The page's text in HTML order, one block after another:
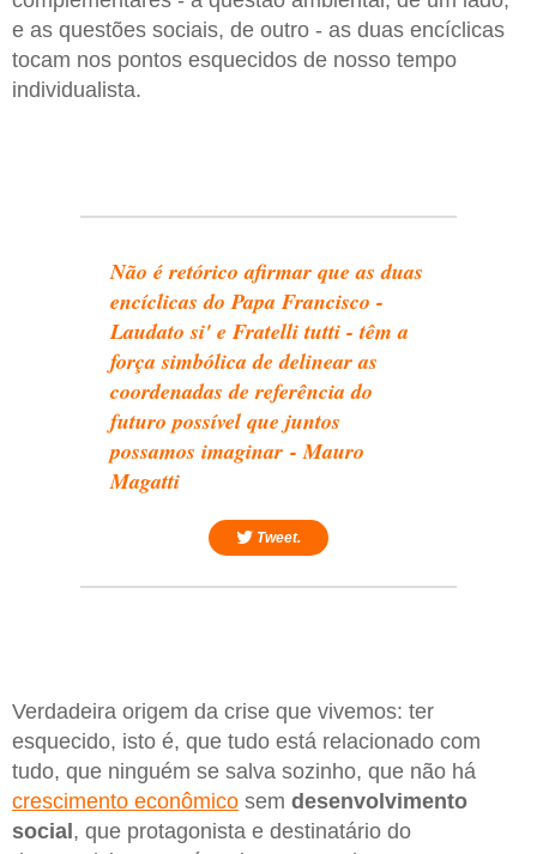
e as questões sociais, de outro - as duas encíclicas
tocam nos pontos esquecidos de nosso tempo
individualista.
Não é retórico afirmar que as duas
encíclicas do Papa Francisco -
Laudato si' e Fratelli tutti - têm a
força simbólica de delinear as
coordenadas de referência do
futuro possível que juntos
possamos imaginar - Mauro
Magatti
Tweet.
Verdadeira origem da crise que vivemos: ter
esquecido, isto é, que tudo está relacionado com
tudo, que ninguém se salva sozinho, que não há
crescimento econômico sem desenvolvimento
social , que protagonista e destinatário do